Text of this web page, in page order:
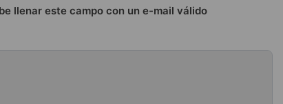
llenar este campo con un e-mail válido